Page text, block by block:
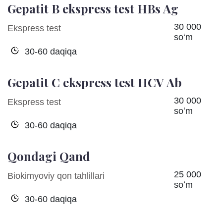
Gepatit B ekspress test HBs Ag
Ekspress test
30-60 daqiqa
30 000
soʻm
Gepatit C ekspress test HCV Ab
Ekspress test
30-60 daqiqa
30 000
soʻm
Qondagi Qand
Biokimyoviy qon tahlillari
30-60 daqiqa
25 000
soʻm